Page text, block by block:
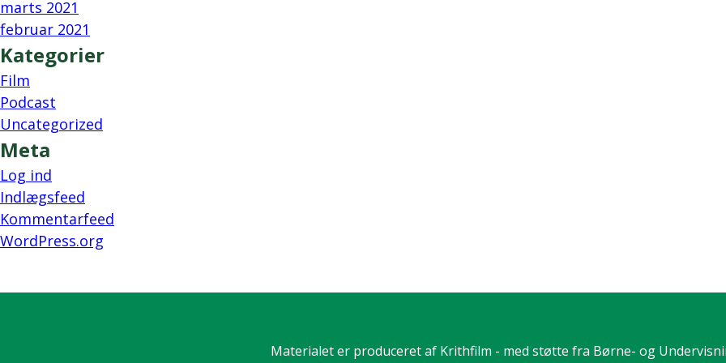
marts 2021
februar 2021
Kategorier
Film
Podcast
Uncategorized
Meta
Log ind
Indlægsfeed
Kommentarfeed
WordPress.org
Materialet er produceret af Krithfilm - med støtte fra Børne- og